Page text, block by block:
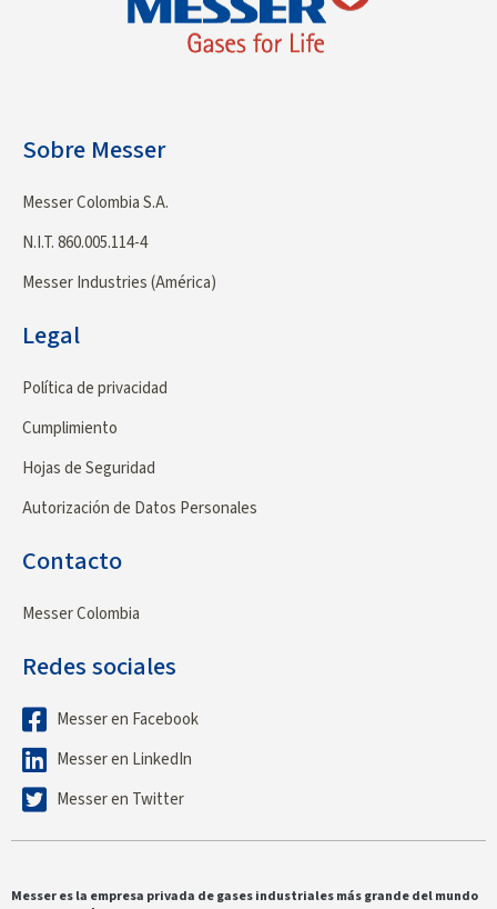
Sobre Messer
Messer Colombia S.A.
N.I.T. 860.005.114-4
Messer Industries (América)
Legal
Política de privacidad
Cumplimiento
Hojas de Seguridad
Autorización de Datos Personales
Contacto
Messer Colombia
Redes sociales
Messer en Facebook
Messer en LinkedIn
Messer en Twitter
Messer es la empresa privada de gases industriales más grande del mundo